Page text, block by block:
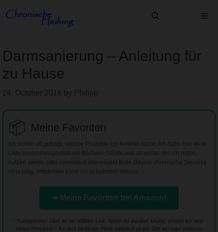
Darmsanierung – Anleitung für
zu Hause
24. October 2016 by Philipp
📦 Meine Favoriten
Ich werde oft gefragt, welche Produkte ich konkret nutze. Ich habe hier eine
LIste zusammengestellt mit Büchern, NEMs und so weiter, die ich nutze,
nutzen werde oder zumindest interessant finde (Meine chronische Sinusitis
ist ja weg, empfehlen kann ich ja trotzdem etwas).
➔ Meine Favoriten bei Amazon!
*Transparenz: Dies ist ein Affiliate-Link. Wenn du darüber kaufst, erhalte ich eine
kleine Provision – für dich bleibt der Preis natürlich gleich. DIe ein oder anderen